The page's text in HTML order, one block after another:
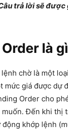
trả lời sẽ
là
lệnh chờ là một
mức giá được dự
Order cho
Đến khi thị
khớp lệnh